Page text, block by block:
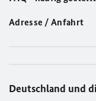
Adresse / Anfahrt
Deutschland und